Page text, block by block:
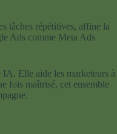
tâches répétitives, affine la
Ads comme Meta Ads
Elle aide les marketeurs à
fois maîtrisé, cet ensemble